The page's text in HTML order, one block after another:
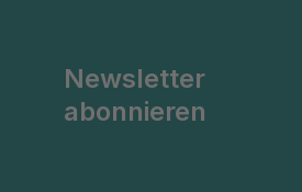
Newsletter
abonnieren